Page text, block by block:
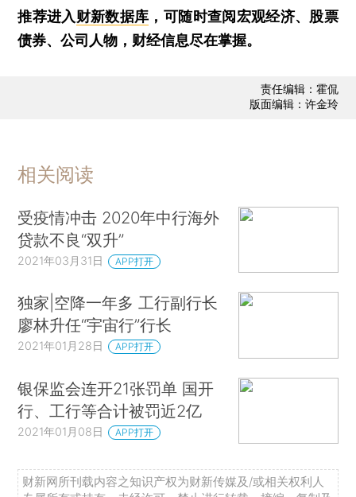
推荐进入财新数据库 ，可随时查阅宏观经济、股票
债券、公司人物，财经信息尽在掌握。
责任编辑：霍侃
版面编辑：许金玲
相关阅读
受疫情冲击 2020年中行海外
贷款不良“双升”
2021年03月31日 APP打开
独家|空降一年多 工行副行长
廖林升任“宇宙行”行长
2021年01月28日 APP打开
银保监会连开21张罚单 国开
行、工行等合计被罚近2亿
2021年01月08日 APP打开
财新网所刊载内容之知识产权为财新传媒及/或相关权利人
请求超时